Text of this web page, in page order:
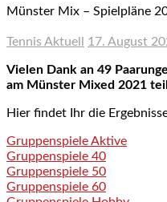
Münster Mix – Spielpläne
Tennis Aktuell 17. August
Vielen Dank an 49
am Münster Mixed 2021
Hier findet Ihr die
Gruppenspiele Aktive
Gruppenspiele 40
Gruppenspiele 50
Gruppenspiele 60